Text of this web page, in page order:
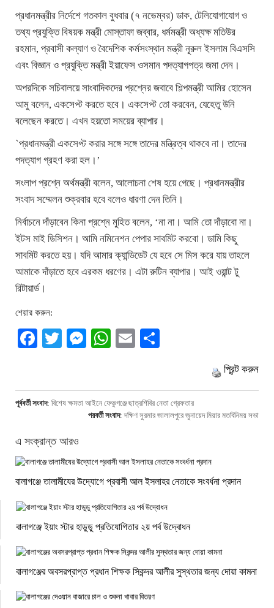
প্রধানমন্ত্রীর নির্দেশে গতকাল বুধবার (৭ নভেম্বর) ডাক, টেলিযোগাযোগ ও
তথ্য প্রযুক্তি বিষয়ক মন্ত্রী মোস্তাফা জব্বার, ধর্মমন্ত্রী অধ্যক্ষ মতিউর
রহমান, প্রবাসী কল্যাণ ও বৈদেশিক কর্মসংস্থান মন্ত্রী নূরুল ইসলাম বিএসসি
এবং বিজ্ঞান ও প্রযুক্তি মন্ত্রী ইয়াফেস ওসমান পদত্যাগপত্র জমা দেন।
অপরদিকে সচিবালয়ে সাংবাদিকদের প্রশ্নের জবাবে শিল্পমন্ত্রী আমির হোসেন
আমু বলেন, একসেপ্ট করতে হবে। একসেপ্ট তো করবেন, যেহেতু উনি
বলেছেন করতে। এখন হয়তো সময়ের ব্যাপার।
`প্রধানমন্ত্রী একসেপ্ট করার সঙ্গে সঙ্গে তাদের মন্ত্রিত্ব থাকবে না। তাদের
পদত্যাগ গ্রহণ করা হল।’
সংলাপ প্রশ্নে অর্থমন্ত্রী বলেন, আলোচনা শেষ হয়ে গেছে। প্রধানমন্ত্রীর
সংবাদ সম্মেলন শুক্রবার হবে বলেও ধারণা দেন তিনি।
নির্বাচনে দাঁড়াবেন কিনা প্রশ্নে মুহিত বলেন, ‘না না। আমি তো দাঁড়াবো না।
ইটস মাই ডিসিশন। আমি নমিনেশন পেপার সাবমিট করবো। ডামি কিছু
সাবমিট করতে হয়। যদি আমার ক্যান্ডিডেট যে হবে সে মিস করে যায় তাহলে
আমাকে দাঁড়াতে হবে এরকম ধরণের। এটা রুটিন ব্যাপার। আই ওয়ান্ট টু
রিটায়ার্ড।
শেয়ার করুন:
Facebook
TwitterMessenger
WhatsApp
Email
প্রিন্ট করুন
পূর্ববর্তী সংবাদ: বিশেষ ক্ষমতা আইনে ফেঞ্চুগঞ্জে ছাত্রশিবির নেতা গ্রেফতার
পরবর্তী সংবাদ: দক্ষিণ সুরমার জালালপুরে জুনায়েদ মিয়ার মতবিনিময় সভা
এ সংক্রান্ত আরও
বালাগঞ্জে তালামীযের উদ্যোগে প্রবাসী আল ইসলাহর নেতাকে সংবর্ধনা প্রদান
বালাগঞ্জে ইয়াং স্টার হাডুডু প্রতিযোগিতার ২য় পর্ব উদ্বোধন
বালাগঞ্জের অবসরপ্রাপ্ত প্রধান শিক্ষক সিকন্দর আলীর সুস্থতার জন্য দোয়া কামনা